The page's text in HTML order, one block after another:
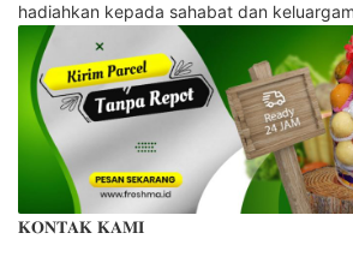
hadiahkan kepada sahabat dan
𝐊𝐎𝐍𝐓𝐀𝐊 𝐊𝐀𝐌𝐈